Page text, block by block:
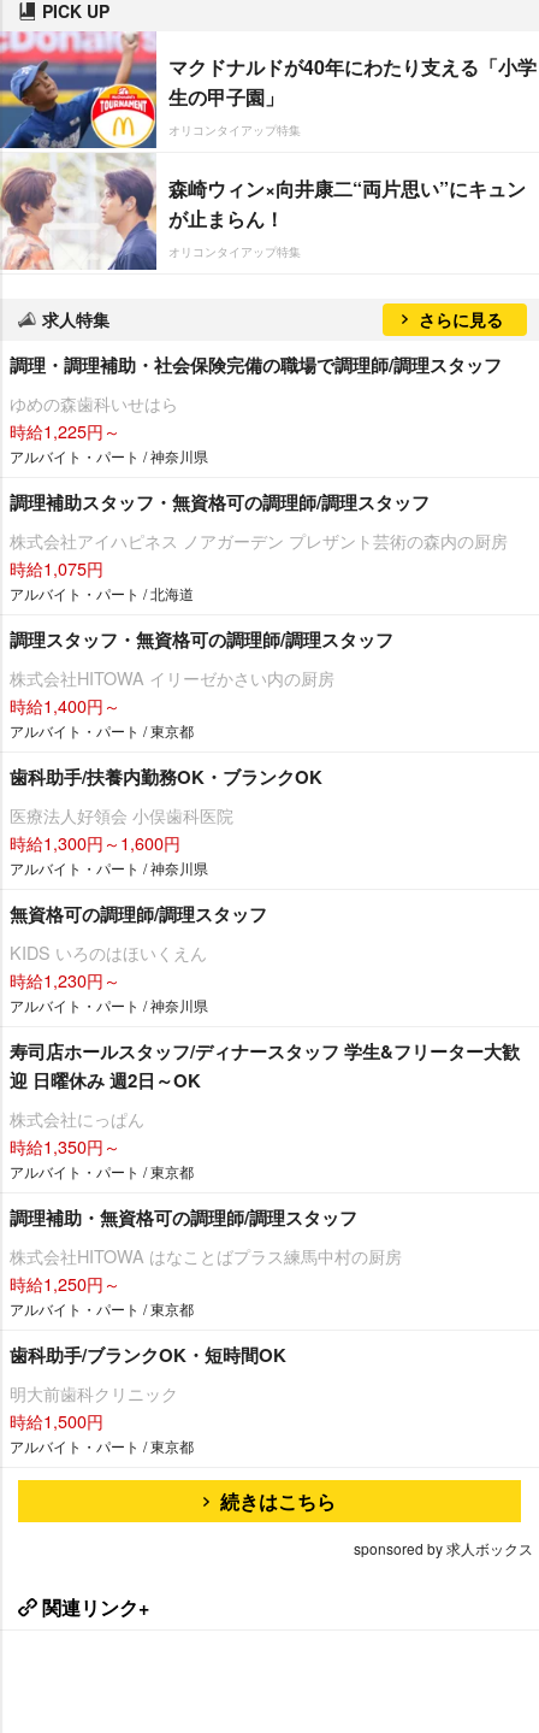
PICK UP
マクドナルドが40年にわたり支える「小学
生の甲子園」
オリコンタイアップ特集
森崎ウィン×向井康二“両片思い”にキュン
が止まらん！
オリコンタイアップ特集
求人特集 さらに見る
調理・調理補助・社会保険完備の職場で調理師/調理スタッフ
ゆめの森歯科いせはら
時給1,225円～
アルバイト・パート / 神奈川県
調理補助スタッフ・無資格可の調理師/調理スタッフ
株式会社アイハピネス ノアガーデン プレザント芸術の森内の厨房
時給1,075円
アルバイト・パート / 北海道
調理スタッフ・無資格可の調理師/調理スタッフ
株式会社HITOWA イリーゼかさい内の厨房
時給1,400円～
アルバイト・パート / 東京都
歯科助手/扶養内勤務OK・ブランクOK
医療法人好領会 小俣歯科医院
時給1,300円～1,600円
アルバイト・パート / 神奈川県
無資格可の調理師/調理スタッフ
KIDS いろのはほいくえん
時給1,230円～
アルバイト・パート / 神奈川県
寿司店ホールスタッフ/ディナースタッフ 学生&フリーター大歓
迎 日曜休み 週2日～OK
株式会社にっぱん
時給1,350円～
アルバイト・パート / 東京都
調理補助・無資格可の調理師/調理スタッフ
株式会社HITOWA はなことばプラス練馬中村の厨房
時給1,250円～
アルバイト・パート / 東京都
歯科助手/ブランクOK・短時間OK
明大前歯科クリニック
時給1,500円
アルバイト・パート / 東京都
続きはこちら
sponsored by 求人ボックス
関連リンク+